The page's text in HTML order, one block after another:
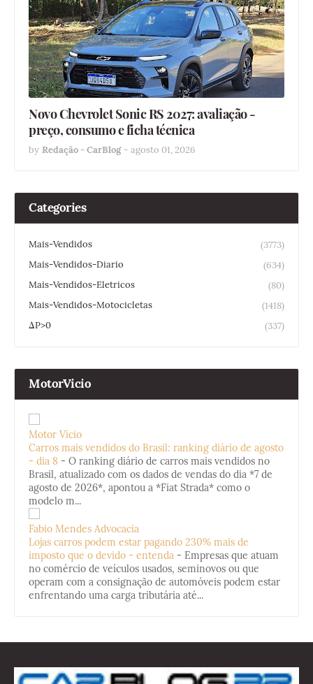
Novo Chevrolet Sonic RS 2027: avaliação -
preço, consumo e ficha técnica
by Redação - CarBlog - agosto 01, 2026
Categories
Mais-Vendidos
(3773)
Mais-Vendidos-Diario
(634)
Mais-Vendidos-Eletricos
(80)
Mais-Vendidos-Motocicletas
(1418)
ΔP>0
(337)
MotorVicio
Motor Vício
Carros mais vendidos do Brasil: ranking diário de agosto
- dia 8 - O ranking diário de carros mais vendidos no
Brasil, atualizado com os dados de vendas do dia *7 de
agosto de 2026*, apontou a *Fiat Strada* como o
modelo m...
Fabio Mendes Advocacia
Lojas carros podem estar pagando 230% mais de
imposto que o devido - entenda - Empresas que atuam
no comércio de veículos usados, seminovos ou que
operam com a consignação de automóveis podem estar
enfrentando uma carga tributária até...